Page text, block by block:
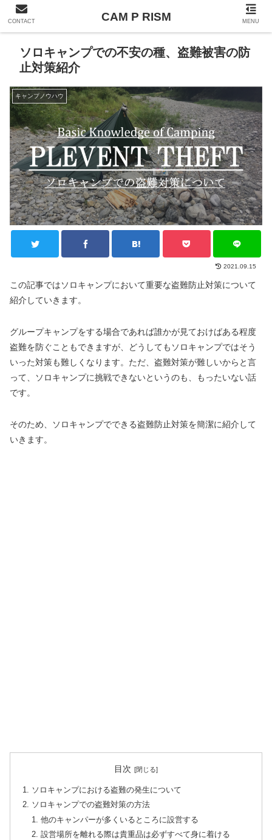
ソロキャンプでの不安の種、盗難被害の防
止対策紹介
キャンプノウハウ
2021.09.15
この記事ではソロキャンプにおいて重要な盗難防止対策について
紹介していきます。
グループキャンプをする場合であれば誰かが見ておけばある程度
盗難を防ぐこともできますが、どうしてもソロキャンプではそう
いった対策も難しくなります。ただ、盗難対策が難しいからと言
って、ソロキャンプに挑戦できないというのも、もったいない話
です。
そのため、ソロキャンプでできる盗難防止対策を簡潔に紹介して
いきます。
目次
ソロキャンプにおける盗難の発生について
ソロキャンプでの盗難対策の方法
他のキャンパーが多くいるところに設営する
設営場所を離れる際は貴重品は必ずすべて身に着ける
CONTACT CAM P RISM MENU